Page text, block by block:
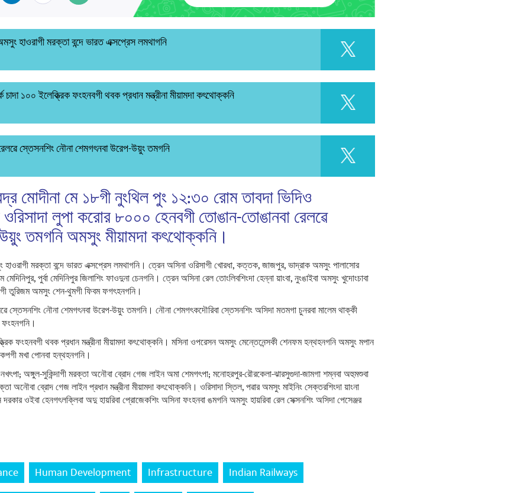
হাওরাগী মরক্তা বন্দে ভারত এক্সপ্রেস লমথাগনি
চাদা ১০০ ইলেক্ত্রিক ফংহনবগী থবক প্রধান মন্ত্রীনা মীয়ামদা কৎথোক্কনি
স্তেসনশিং নৌনা শেমগৎনবা উরেপ-উয়ুং তমগনি
মোদীনা মে ১৮গী নুংথিল পুং ১২:৩০ রোম তাবদা ভিদিও
ওরিসাদা লুপা করোর ৮০০০ হেনবগী তোঙান-তোঙানবা রেলৱে
তমগনি অমসুং মীয়ামদা কৎথোক্কনি।
হাওরাগী মরক্তা বন্দে ভারত এক্সপ্রেস লমথাগনি। ত্রেন অসিনা ওরিসাগী খোরধা, কত্তক, জাজপুর, ভাদ্রাক অমসুং পালাসোর
পুর্বা মেদিনিপুর জিলাশিং ফাওদুনা চেনগনি। ত্রেন অসিনা রেল তোংলিবশিংদা হেন্না য়াংবা, নুংঙাইবা অমসুং খুদোংচাবা
তুরিজম অমসুং শেন-থুমগী ফিবম ফগৎহনগনি।
স্তেসনশিং নৌনা শেমগৎনবা উরেপ-উয়ুং তমগনি। নৌনা শেমগৎকদৌরিবা স্তেসনশিং অসিদা মতমগা চুনরবা মালেম থাক্কী
ফংহনগনি।
ফংহনবগী থবক প্রধান মন্ত্রীনা মীয়ামদা কৎথোক্কনি। মসিনা ওপরেসন অমসুং মেন্তেনেন্সকী শেনফম হন্থহনগনি অমসুং মপান
মখা পোনবা হন্থহনগনি।
অঙ্গুল-সুকিন্দাগী মরক্তা অনৌবা ব্রোদ গেজ লাইন অমা শেমগৎপা; মনোহরপুর-রৌরকেলা-ঝারসুগুদা-জামগা শম্নবা অহুমশুবা
অনৌবা ব্রোদ গেজ লাইন প্রধান মন্ত্রীনা মীয়ামদা কৎথোক্কনি। ওরিসাদা স্তিল, পৱার অমসুং মাইনিং সেক্তরশিংদা য়াংনা
ওইবা হেনগৎলক্লিবা অদু হায়রিবা প্রোজেকশিং অসিনা ফংহনবা ঙমগনি অমসুং হায়রিবা রেল সেক্সনশিং অসিদা পেসেঞ্জর
Human Development Infrastructure
Indian Railways